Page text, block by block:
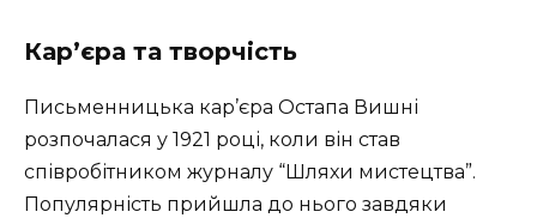
Кар’єра та творчість
Письменницька кар’єра Остапа Вишні
розпочалася у 1921 році, коли він став
співробітником журналу “Шляхи мистецтва”.
Популярність прийшла до нього завдяки